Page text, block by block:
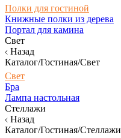
Полки для гостиной
Книжные полки из дерева
Портал для камина
Свет
Назад
Каталог/Гостиная/Свет
Свет
Бра
Лампа настольная
Стеллажи
Назад
Каталог/Гостиная/Стеллажи